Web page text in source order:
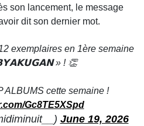
son lancement, le message
dit son dernier mot.
exemplaires en 1ère semaine
» ! 👏
ALBUMS cette semaine !
Gc8TE5XSpd
June 19, 2026